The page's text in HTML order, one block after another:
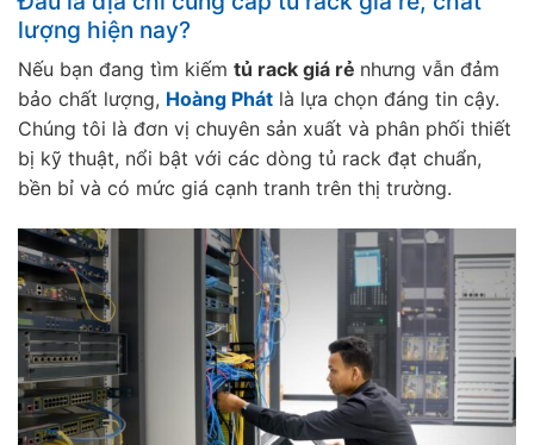
lượng hiện nay?
Nếu bạn đang tìm kiếm tủ rack giá rẻ nhưng vẫn đảm
bảo chất lượng, Hoàng Phát là lựa chọn đáng tin cậy.
Chúng tôi là đơn vị chuyên sản xuất và phân phối thiết
bị kỹ thuật, nổi bật với các dòng tủ rack đạt chuẩn,
bền bỉ và có mức giá cạnh tranh trên thị trường.